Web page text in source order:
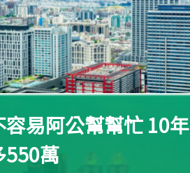
易阿公幫幫忙 10年
550萬